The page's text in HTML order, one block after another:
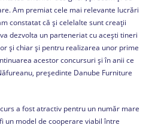
Am premiat cele mai relevante lucrări
constatat că şi celelalte sunt creaţii
dezvolta un parteneriat cu aceşti tineri
şi chiar şi pentru realizarea unor prime
acestor concursuri şi în anii ce
preşedinte Danube Furniture
a fost atractiv pentru un număr mare
un model de cooperare viabil între